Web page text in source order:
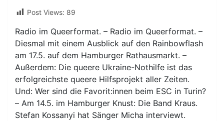
Post Views: 89
Radio im Queerformat. – Radio im Queerformat. –
Diesmal mit einem Ausblick auf den Rainbowflash
am 17.5. auf dem Hamburger Rathausmarkt. –
Außerdem: Die queere Ukraine-Nothilfe ist das
erfolgreichste queere Hilfsprojekt aller Zeiten.
Und: Wer sind die Favorit:innen beim ESC in Turin?
– Am 14.5. im Hamburger Knust: Die Band Kraus.
Stefan Kossanyi hat Sänger Micha interviewt.